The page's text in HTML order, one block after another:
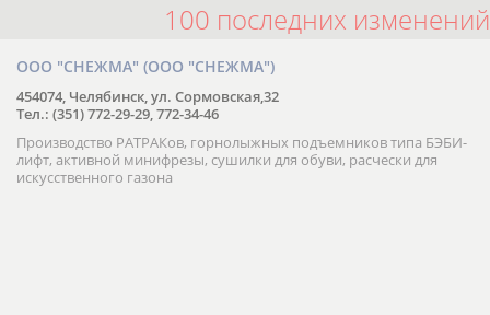
100 последних изменений
ООО "СНЕЖМА" (ООО "СНЕЖМА")
454074, Челябинск, ул. Сормовская,32
Тел.: (351) 772-29-29, 772-34-46
Производство РАТРАКов, горнолыжных подъемников типа БЭБИ-
лифт, активной минифрезы, сушилки для обуви, расчески для
искусственного газона